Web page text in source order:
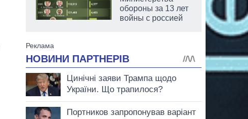
обороны за 13 лет
войны с россией